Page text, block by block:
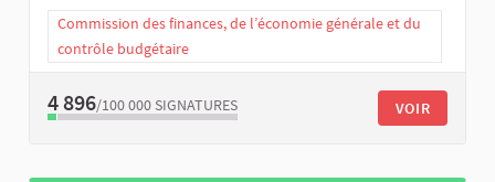
Commission des finances, de l’économie générale et du
contrôle budgétaire
4 896/100 000 SIGNATURES VOIR